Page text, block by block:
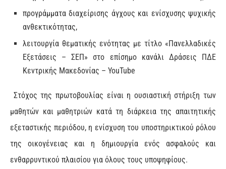
προγράμματα διαχείρισης άγχους και ενίσχυσης ψυχικής
ανθεκτικότητας,
λειτουργία θεματικής ενότητας με τίτλο «Πανελλαδικές
Εξετάσεις – ΣΕΠ» στο επίσημο κανάλι Δράσεις ΠΔΕ
Κεντρικής Μακεδονίας – YouTube
Στόχος της πρωτοβουλίας είναι η ουσιαστική στήριξη των
μαθητών και μαθητριών κατά τη διάρκεια της απαιτητικής
εξεταστικής περιόδου, η ενίσχυση του υποστηρικτικού ρόλου
της οικογένειας και η δημιουργία ενός ασφαλούς και
ενθαρρυντικού πλαισίου για όλους τους υποψηφίους.